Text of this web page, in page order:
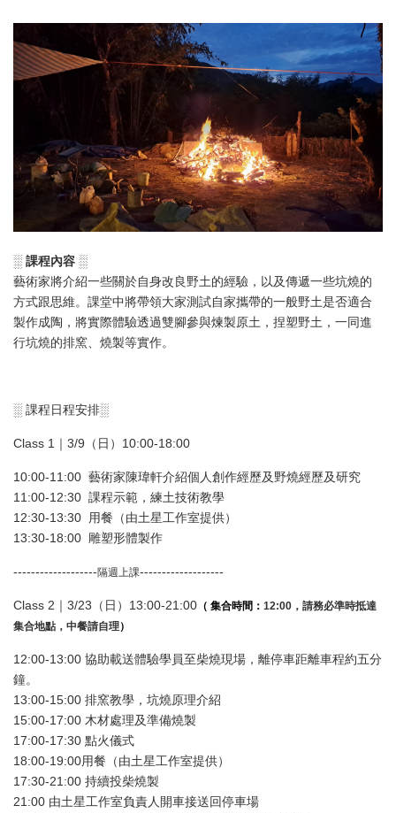
░ 課程內容 ░
藝術家將介紹一些關於自身改良野土的經驗，以及傳遞一些坑燒的
方式跟思維。課堂中將帶領大家測試自家攜帶的一般野土是否適合
製作成陶，將實際體驗透過雙腳參與煉製原土，捏塑野土，一同進
行坑燒的排窯、燒製等實作。
░ 課程日程安排░
Class 1｜3/9（日）10:00-18:00
10:00-11:00 藝術家陳瑋軒介紹個人創作經歷及野燒經歷及研究
11:00-12:30 課程示範，練土技術教學
12:30-13:30 用餐（由土星工作室提供）
13:30-18:00 雕塑形體製作
-------------------隔週上課-------------------
Class 2｜3/23（日）13:00-21:00 （ 集合時間： 12:00 ，請務必準時抵達
集合地點 ，中餐請自理）
12:00-13:00 協助載送體驗學員至柴燒現場，離停車距離車程約五分
鐘。
13:00-15:00 排窯教學，坑燒原理介紹
15:00-17:00 木材處理及準備燒製
17:00-17:30 點火儀式
18:00-19:00用餐（由土星工作室提供）
17:30-21:00 持續投柴燒製
21:00 由土星工作室負責人開車接送回停車場